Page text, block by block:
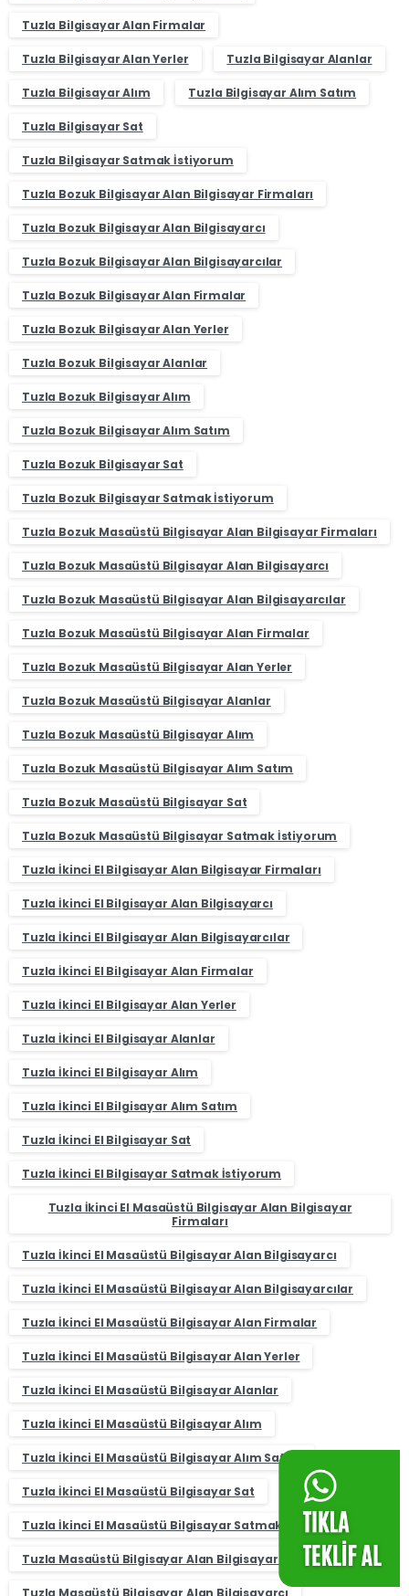
Tuzla Bilgisayar Alan Firmalar
Tuzla Bilgisayar Alan Yerler Tuzla Bilgisayar Alanlar
Tuzla Bilgisayar Alım Tuzla Bilgisayar Alım Satım
Tuzla Bilgisayar Sat
Tuzla Bilgisayar Satmak İstiyorum
Tuzla Bozuk Bilgisayar Alan Bilgisayar Firmaları
Tuzla Bozuk Bilgisayar Alan Bilgisayarcı
Tuzla Bozuk Bilgisayar Alan Bilgisayarcılar
Tuzla Bozuk Bilgisayar Alan Firmalar
Tuzla Bozuk Bilgisayar Alan Yerler
Tuzla Bozuk Bilgisayar Alanlar
Tuzla Bozuk Bilgisayar Alım
Tuzla Bozuk Bilgisayar Alım Satım
Tuzla Bozuk Bilgisayar Sat
Tuzla Bozuk Bilgisayar Satmak İstiyorum
Tuzla Bozuk Masaüstü Bilgisayar Alan Bilgisayar Firmaları
Tuzla Bozuk Masaüstü Bilgisayar Alan Bilgisayarcı
Tuzla Bozuk Masaüstü Bilgisayar Alan Bilgisayarcılar
Tuzla Bozuk Masaüstü Bilgisayar Alan Firmalar
Tuzla Bozuk Masaüstü Bilgisayar Alan Yerler
Tuzla Bozuk Masaüstü Bilgisayar Alanlar
Tuzla Bozuk Masaüstü Bilgisayar Alım
Tuzla Bozuk Masaüstü Bilgisayar Alım Satım
Tuzla Bozuk Masaüstü Bilgisayar Sat
Tuzla Bozuk Masaüstü Bilgisayar Satmak İstiyorum
Tuzla İkinci El Bilgisayar Alan Bilgisayar Firmaları
Tuzla İkinci El Bilgisayar Alan Bilgisayarcı
Tuzla İkinci El Bilgisayar Alan Bilgisayarcılar
Tuzla İkinci El Bilgisayar Alan Firmalar
Tuzla İkinci El Bilgisayar Alan Yerler
Tuzla İkinci El Bilgisayar Alanlar
Tuzla İkinci El Bilgisayar Alım
Tuzla İkinci El Bilgisayar Alım Satım
Tuzla İkinci El Bilgisayar Sat
Tuzla İkinci El Bilgisayar Satmak İstiyorum
Tuzla İkinci El Masaüstü Bilgisayar Alan Bilgisayar
Firmaları
Tuzla İkinci El Masaüstü Bilgisayar Alan Bilgisayarcı
Tuzla İkinci El Masaüstü Bilgisayar Alan Bilgisayarcılar
Tuzla İkinci El Masaüstü Bilgisayar Alan Firmalar
Tuzla İkinci El Masaüstü Bilgisayar Alan Yerler
Tuzla İkinci El Masaüstü Bilgisayar Alanlar
Tuzla İkinci El Masaüstü Bilgisayar Alım
Tuzla İkinci El Masaüstü Bilgisayar Alım Satım
Tuzla İkinci El Masaüstü Bilgisayar Sat
Tuzla İkinci El Masaüstü Bilgisayar Satmak İstiyorum
Tuzla Masaüstü Bilgisayar Alan Bilgisayar Firmaları
Tuzla Masaüstü Bilgisayar Alan Bilgisayarcı